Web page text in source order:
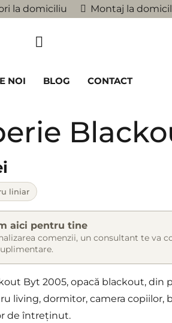
la domiciliu Montaj la
NOI BLOG CONTACT
liniar
aici pentru tine
comenzii, un consultant te va
Byt 2005, opacă blackout, din
living, dormitor, camera copiilor,
de întreținut.